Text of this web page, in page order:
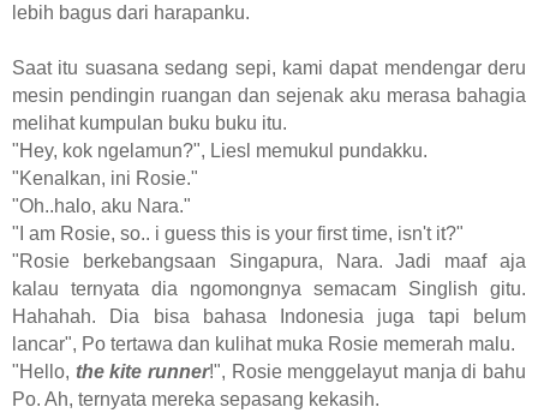
lebih bagus dari harapanku.
Saat itu suasana sedang sepi, kami dapat mendengar deru
mesin pendingin ruangan dan sejenak aku merasa bahagia
melihat kumpulan buku buku itu.
"Hey, kok ngelamun?", Liesl memukul pundakku.
"Kenalkan, ini Rosie."
"Oh..halo, aku Nara."
"I am Rosie, so.. i guess this is your first time, isn't it?"
"Rosie berkebangsaan Singapura, Nara. Jadi maaf aja
kalau ternyata dia ngomongnya semacam Singlish gitu.
Hahahah. Dia bisa bahasa Indonesia juga tapi belum
lancar", Po tertawa dan kulihat muka Rosie memerah malu.
"Hello, the kite runner!", Rosie menggelayut manja di bahu
Po. Ah, ternyata mereka sepasang kekasih.